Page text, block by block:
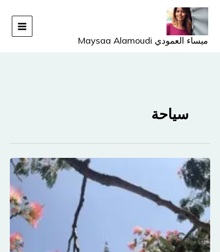
تخطي
المحتوى
ميساء العمودي Maysaa Alamoudi
سياحة